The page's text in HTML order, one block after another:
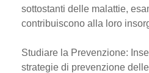
sottostanti delle malattie,
contribuiscono alla loro
Studiare la Prevenzione:
strategie di prevenzione